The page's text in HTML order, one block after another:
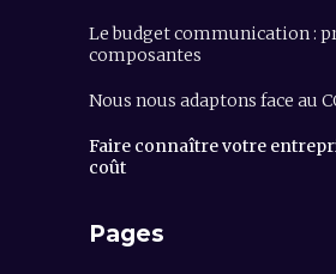
Le budget communication :
composantes
Nous nous adaptons face au
Faire connaître votre
coût
Pages